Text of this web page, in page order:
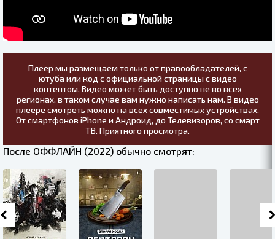
Плеер мы размещаем только от правообладателей, с
ютуба или код с официальной страницы с видео
контентом. Видео может быть доступно не во всех
регионах, в таком случае вам нужно написать нам. В видео
плеере смотреть можно на всех совместимых устройствах.
От смартфонов iPhone и Андроид, до Телевизоров, со смарт
ТВ. Приятного просмотра.
После ОФФЛАЙН (2022) обычно смотрят: